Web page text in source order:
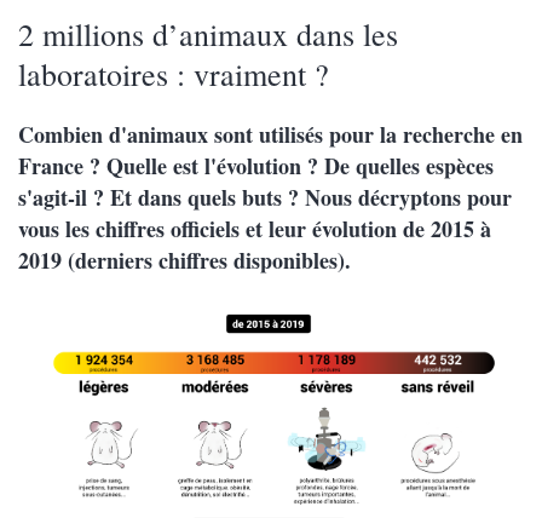
2 millions d’animaux dans les
laboratoires : vraiment ?
Combien d'animaux sont utilisés pour la recherche en
France ? Quelle est l'évolution ? De quelles espèces
s'agit-il ? Et dans quels buts ? Nous décryptons pour
vous les chiffres officiels et leur évolution de 2015 à
2019 (derniers chiffres disponibles).